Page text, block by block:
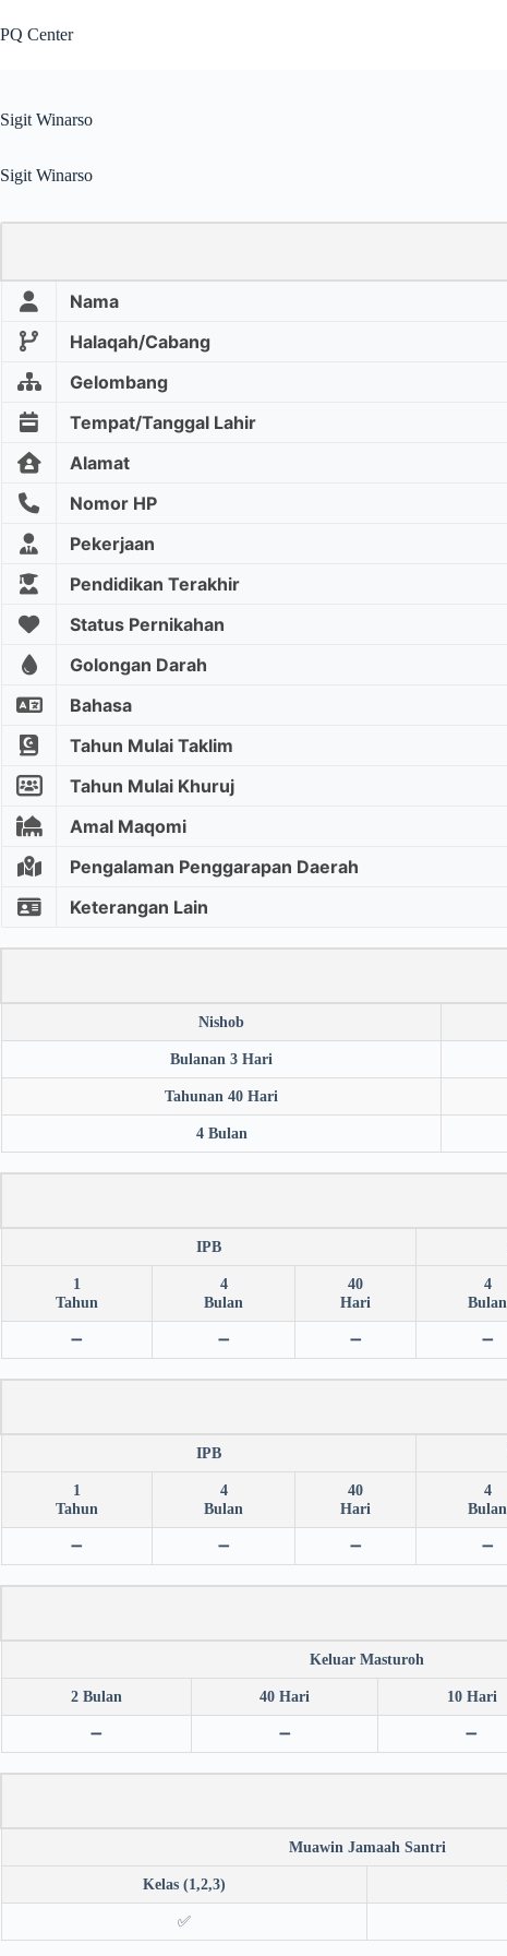
PQ Center
Sigit Winarso
Sigit Winarso
Nama
Halaqah/Cabang
Gelombang
Tempat/Tanggal Lahir
Alamat
Nomor HP
Pekerjaan
Pendidikan Terakhir
Status Pernikahan
Golongan Darah
Bahasa
Tahun Mulai Taklim
Tahun Mulai Khuruj
Amal Maqomi
Pengalaman Penggarapan Daerah
Keterangan Lain
Nishob
Bulanan 3 Hari
Tahunan 40 Hari
4 Bulan
IPB
1
Tahun
4
Bulan
40
Hari
4
Bulan
➖ ➖ ➖ ➖
IPB
1
Tahun
4
Bulan
40
Hari
4
Bulan
➖ ➖ ➖ ➖
Keluar Masturoh
2 Bulan 40 Hari 10 Hari
➖ ➖ ➖
Muawin Jamaah Santri
Kelas (1,2,3)
✅